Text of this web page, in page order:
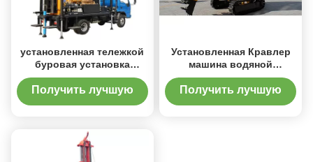
установленная тележкой
буровая установка
водяной скважины
Получить лучшую
Установленная Кравлер
машина водяной
скважины КМ458 сверля
Получить лучшую